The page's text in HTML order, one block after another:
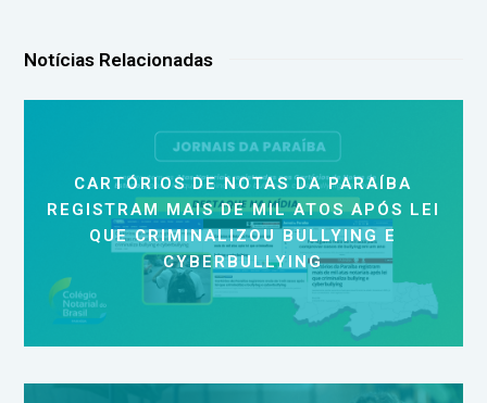
Notícias Relacionadas
CARTÓRIOS DE NOTAS DA PARAÍBA
REGISTRAM MAIS DE MIL ATOS APÓS LEI
QUE CRIMINALIZOU BULLYING E
CYBERBULLYING